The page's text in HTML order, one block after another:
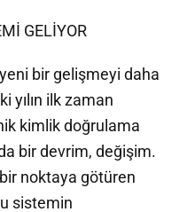
GELİYOR
bir gelişmeyi daha
yılın ilk zaman
kimlik doğrulama
bir devrim, değişim.
noktaya götüren
sistemin